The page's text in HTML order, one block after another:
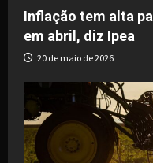
o
n
Inflação tem alta
em abril, diz Ipea
20 de maio de 2026